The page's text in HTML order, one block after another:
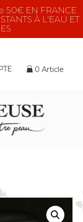
50€ EN FRANCE
À L'EAU ET
0 Article